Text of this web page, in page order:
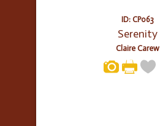
ID: CP063
Serenity
Claire Carew